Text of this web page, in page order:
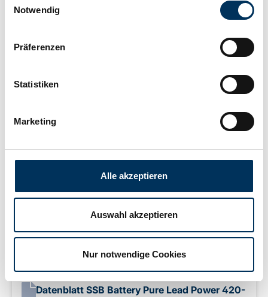
Notwendig
Präferenzen
Statistiken
Marketing
Alle akzeptieren
Auswahl akzeptieren
Nur notwendige Cookies
Anschluss:
Länge:
Breite:
SSB Battery
29,2kg
Downloads
Datenblatt SSB Battery Pure Lead Power 420-